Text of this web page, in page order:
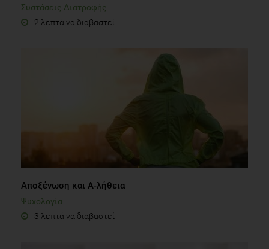
Συστάσεις Διατροφής
2 λεπτά να διαβαστεί
Αποξένωση και Α-λήθεια
Ψυχολογία
3 λεπτά να διαβαστεί